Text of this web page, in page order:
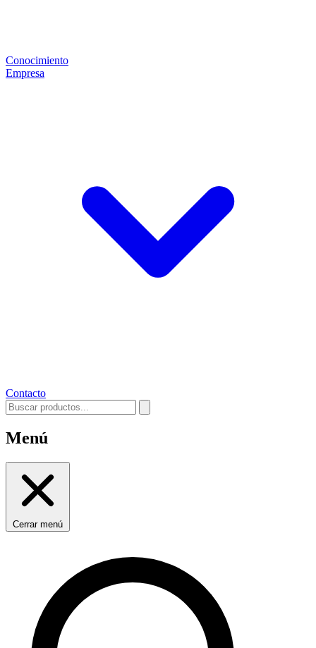
Conocimiento
Empresa
Contacto
Menú
Cerrar menú